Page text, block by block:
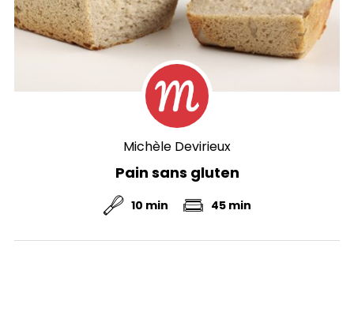
Michèle Devirieux
Pain sans gluten
10 min 45 min